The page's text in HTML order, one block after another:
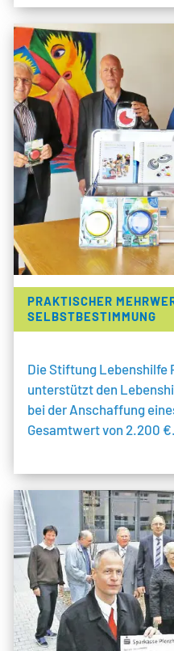
PRAKTISCHER
SELBSTBESTIMMUNG
Die Stiftung Lebenshilfe
unterstützt den
bei der Anschaffung
Gesamtwert von 2.200 €.